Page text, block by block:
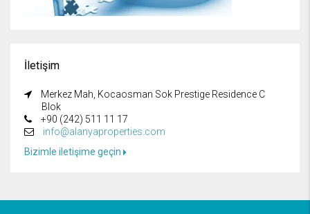
İletişim
Merkez Mah, Kocaosman Sok Prestige Residence C
Blok
+90 (242) 511 11 17
info@alanyaproperties.com
Bizimle iletişime geçin